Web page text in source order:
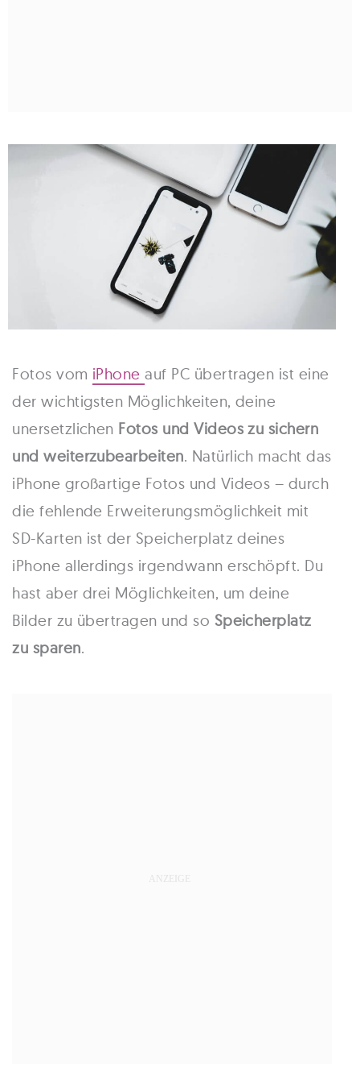
Fotos vom iPhoneauf PC übertragen ist eine
der wichtigsten Möglichkeiten, deine
unersetzlichen Fotos und Videos zu sichern
und weiterzubearbeiten. Natürlich macht das
iPhone großartige Fotos und Videos – durch
die fehlende Erweiterungsmöglichkeit mit
SD-Karten ist der Speicherplatz deines
iPhone allerdings irgendwann erschöpft. Du
hast aber drei Möglichkeiten, um deine
Bilder zu übertragen und so Speicherplatz
zu sparen.